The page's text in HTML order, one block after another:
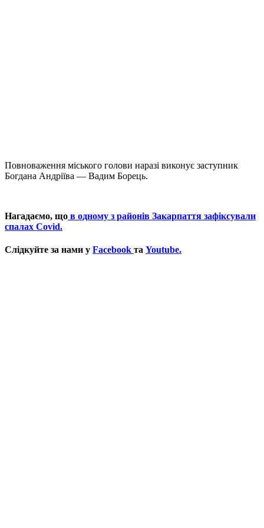
Повноваження міського голови наразі виконує заступник
Богдана Андріїва — Вадим Борець.
Нагадаємо, що в одному з районів Закарпаття зафіксували
спалах Covid.
Слідкуйте за нами у Facebook та Youtube.